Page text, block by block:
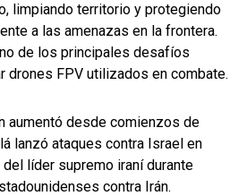
limpiando territorio y protegiendo
a las amenazas en la frontera.
de los principales desafíos
drones FPV utilizados en combate.
aumentó desde comienzos de
lanzó ataques contra Israel en
líder supremo iraní durante
contra Irán.